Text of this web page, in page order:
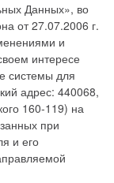
Данных», во
от 27.07.2006 г.
и
интересе
системы для
адрес: 440068,
160-119) на
при
и его